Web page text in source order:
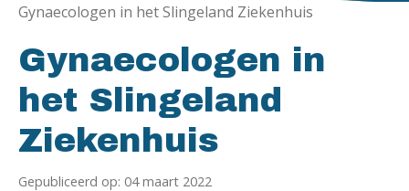
Gynaecologen in het Slingeland Ziekenhuis
Gynaecologen in
het Slingeland
Ziekenhuis
Gepubliceerd op: 04 maart 2022